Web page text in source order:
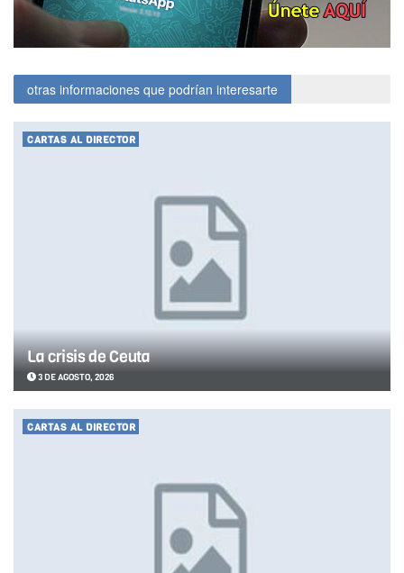
otras informaciones que podrían interesarte
CARTAS AL DIRECTOR
La crisis de Ceuta
3 DE AGOSTO, 2026
CARTAS AL DIRECTOR